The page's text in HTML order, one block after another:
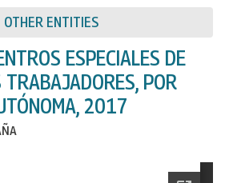
OTHER ENTITIES
ESPECIALES DE
TRABAJADORES, POR
2017